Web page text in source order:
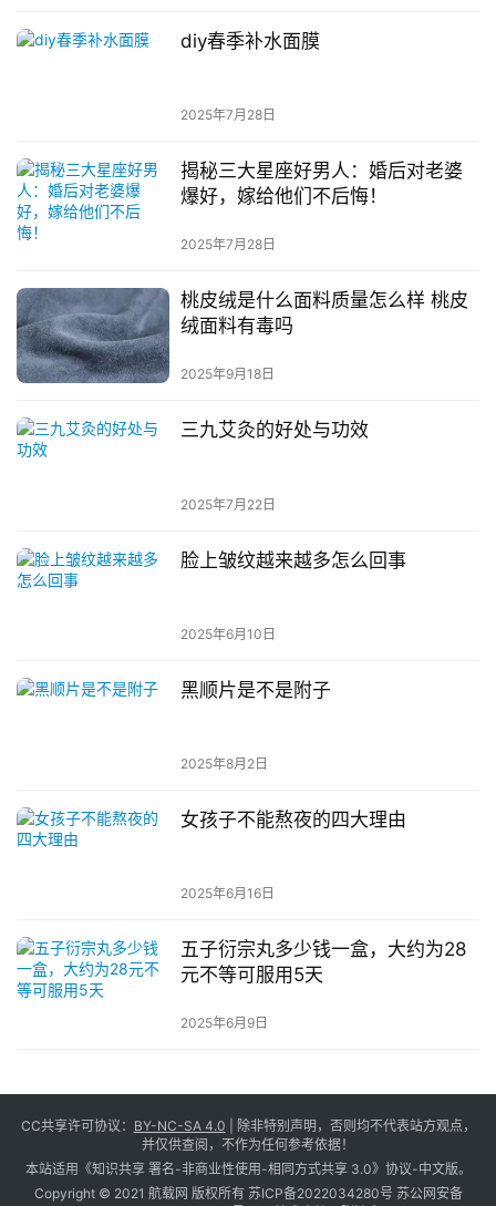
diy春季补水面膜
2025年7月28日
揭秘三大星座好男人：婚后对老婆
爆好，嫁给他们不后悔！
2025年7月28日
桃皮绒是什么面料质量怎么样 桃皮
绒面料有毒吗
2025年9月18日
三九艾灸的好处与功效
2025年7月22日
脸上皱纹越来越多怎么回事
2025年6月10日
黑顺片是不是附子
2025年8月2日
女孩子不能熬夜的四大理由
2025年6月16日
五子衍宗丸多少钱一盒，大约为28
元不等可服用5天
2025年6月9日
CC共享许可协议： BY-NC-SA 4.0 | 除非特别声明，否则均不代表站方观点，
并仅供查阅，不作为任何参考依据！
本站适用《知识共享 署名-非商业性使用-相同方式共享 3.0》协议-中文版。
Copyright © 2021 航载网 版权所有 苏ICP备2022034280号 苏公网安备